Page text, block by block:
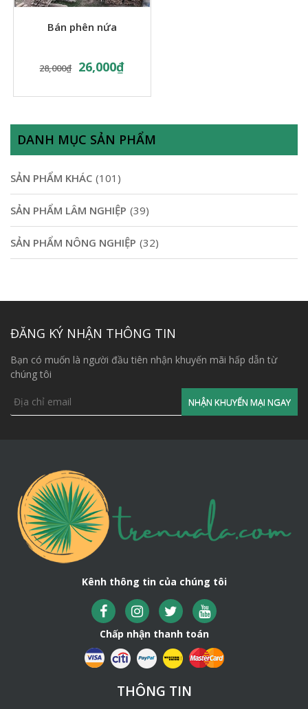
Bán phên nứa
28,000₫ 26,000₫
DANH MỤC SẢN PHẨM
SẢN PHẨM KHÁC (101)
SẢN PHẨM LÂM NGHIỆP (39)
SẢN PHẨM NÔNG NGHIỆP (32)
ĐĂNG KÝ NHẬN THÔNG TIN
Bạn có muốn là người đầu tiên nhận khuyến mãi hấp dẫn từ
chúng tôi
Kênh thông tin của chúng tôi
Chấp nhận thanh toán
THÔNG TIN